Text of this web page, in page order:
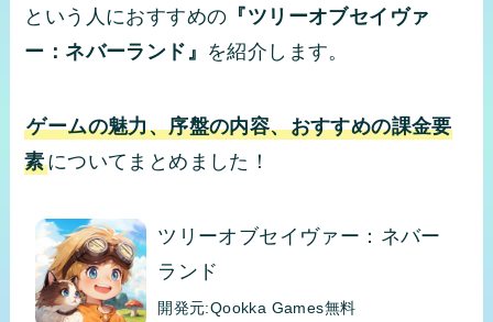
という人におすすめの 『ツリーオブセイヴァ
ー：ネバーランド』 を紹介します。
ゲームの魅力、序盤の内容、おすすめの課金要
素についてまとめました！
ツリーオブセイヴァー：ネバー
ランド
開発元:Qookka Games無料